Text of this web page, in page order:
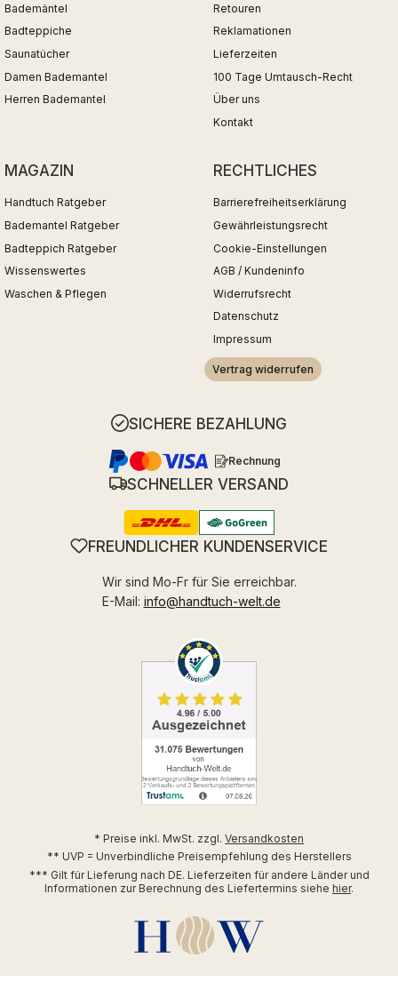
Bademäntel
Badteppiche
Saunatücher
Damen Bademantel
Herren Bademantel
Retouren
Reklamationen
Lieferzeiten
100 Tage Umtausch-Recht
Über uns
Kontakt
MAGAZIN
Handtuch Ratgeber
Bademantel Ratgeber
Badteppich Ratgeber
Wissenswertes
Waschen & Pflegen
RECHTLICHES
Barrierefreiheitserklärung
Gewährleistungsrecht
Cookie-Einstellungen
AGB / Kundeninfo
Widerrufsrecht
Datenschutz
Impressum
Vertrag widerrufen
SICHERE BEZAHLUNG
Rechnung
SCHNELLER VERSAND
FREUNDLICHER KUNDENSERVICE
Wir sind Mo-Fr für Sie erreichbar.
E-Mail: info@handtuch-welt.de
* Preise inkl. MwSt. zzgl. Versandkosten
** UVP = Unverbindliche Preisempfehlung des Herstellers
*** Gilt für Lieferung nach DE. Lieferzeiten für andere Länder und
Informationen zur Berechnung des Liefertermins siehe hier.